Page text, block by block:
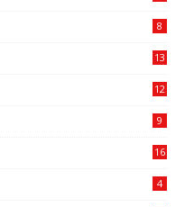
8
13
12
9
16
4